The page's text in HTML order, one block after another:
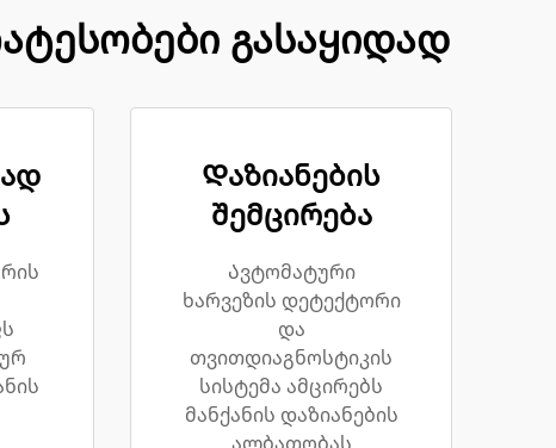
გასაყიდად
Დაზიანების
შემცირება
Ავტომატური
ხარვეზის დეტექტორი
და
თვითდიაგნოსტიკის
სისტემა ამცირებს
მანქანის დაზიანების